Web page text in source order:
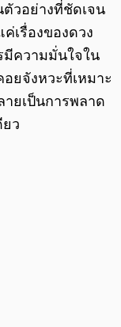
ตัวอย่างที่ชัดเจน
เรื่องของดวง
มีความมั่นใจใน
ยจังหวะที่เหมาะ
ยเป็นการพลาด
ว